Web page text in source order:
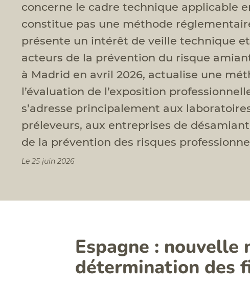
concerne le cadre technique applicable
constitue pas une méthode
présente un intérêt de veille technique
acteurs de la prévention du risque
à Madrid en avril 2026, actualise une
l’évaluation de l’exposition
s’adresse principalement aux
préleveurs, aux entreprises de
de la prévention des risques
Le 25 juin 2026
Espagne : nouvelle
détermination des